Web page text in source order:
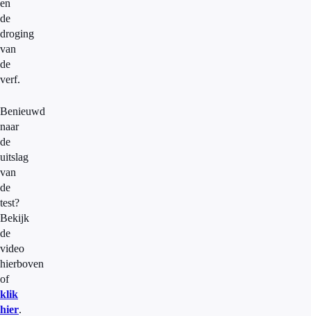
en
de
droging
van
de
verf.
Benieuwd
naar
de
uitslag
van
de
test?
Bekijk
de
video
hierboven
of
klik
hier.